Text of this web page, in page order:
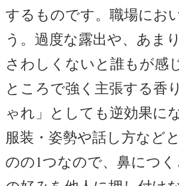
するものです。職場にお
う。過度な露出や、あま
さわしくないと誰もが感
ところで強く主張する香
ゃれ」としても逆効果に
服装・姿勢や話し方など
のの1つなので、鼻につ